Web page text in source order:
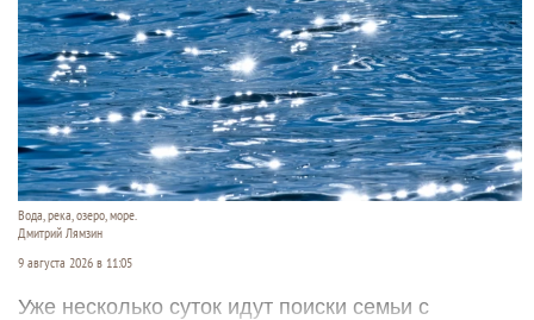
Вода, река, озеро, море.
Дмитрий Лямзин
9 августа 2026 в 11:05
Уже несколько суток идут поиски семьи с